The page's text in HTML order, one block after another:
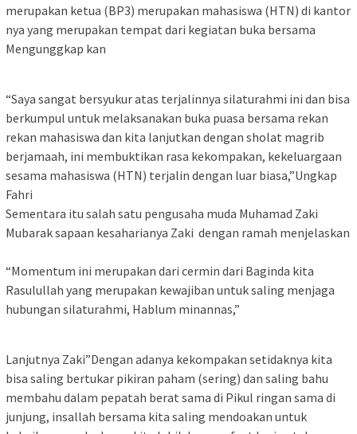
merupakan ketua (BP3) merupakan mahasiswa (HTN) di kantor
nya yang merupakan tempat dari kegiatan buka bersama
Mengunggkap kan
“Saya sangat bersyukur atas terjalinnya silaturahmi ini dan bisa
berkumpul untuk melaksanakan buka puasa bersama rekan
rekan mahasiswa dan kita lanjutkan dengan sholat magrib
berjamaah, ini membuktikan rasa kekompakan, kekeluargaan
sesama mahasiswa (HTN) terjalin dengan luar biasa,”Ungkap
Fahri
Sementara itu salah satu pengusaha muda Muhamad Zaki
Mubarak sapaan kesaharianya Zaki dengan ramah menjelaskan
“Momentum ini merupakan dari cermin dari Baginda kita
Rasulullah yang merupakan kewajiban untuk saling menjaga
hubungan silaturahmi, Hablum minannas,”
Lanjutnya Zaki”Dengan adanya kekompakan setidaknya kita
bisa saling bertukar pikiran paham (sering) dan saling bahu
membahu dalam pepatah berat sama di Pikul ringan sama di
junjung, insallah bersama kita saling mendoakan untuk